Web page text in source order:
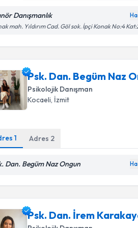
Danışmanlık
mah. Yıldırım Cad. Göl sok. İpçi Konak No:4
Psk. Dan. Begüm Naz
Psikolojik Danışman
Kocaeli, İzmit
1 Adres 2
Dan. Begüm Naz Ongun
Psk. Dan. İrem